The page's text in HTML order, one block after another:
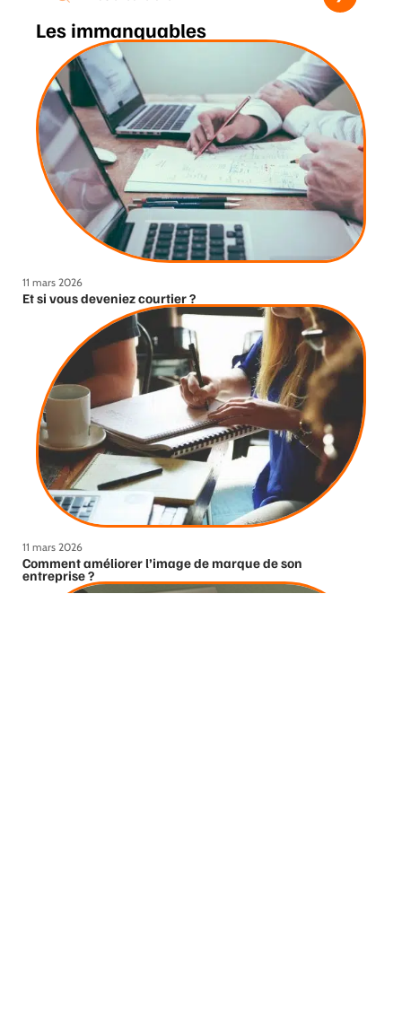
Les immanquables
11 mars 2026
Et si vous deveniez courtier ?
11 mars 2026
Comment améliorer l’image de marque de son
entreprise ?